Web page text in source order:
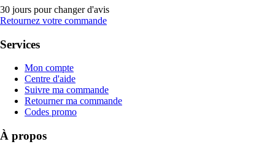
30 jours pour changer d'avis
Retournez votre commande
Services
Mon compte
Centre d'aide
Suivre ma commande
Retourner ma commande
Codes promo
À propos